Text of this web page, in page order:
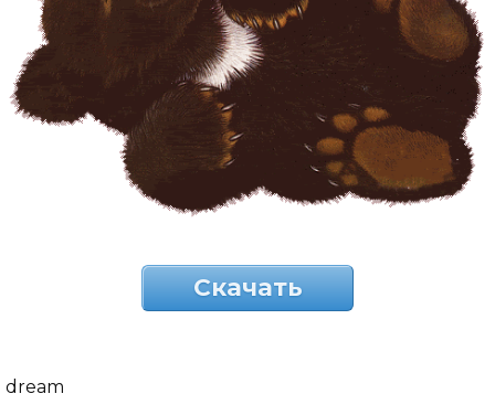
Скачать
dream